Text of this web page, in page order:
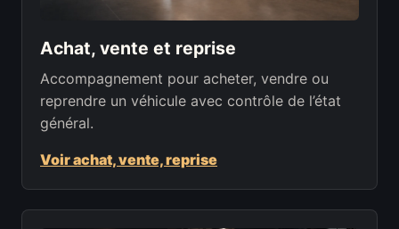
Achat, vente et reprise
Accompagnement pour acheter, vendre ou
reprendre un véhicule avec contrôle de l’état
général.
Voir achat, vente, reprise